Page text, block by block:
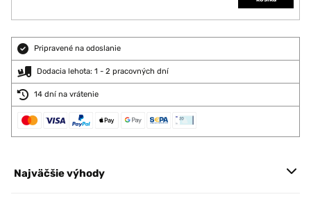
Pripravené na odoslanie
Dodacia lehota: 1 - 2 pracovných dní
14 dní na vrátenie
Najväčšie výhody